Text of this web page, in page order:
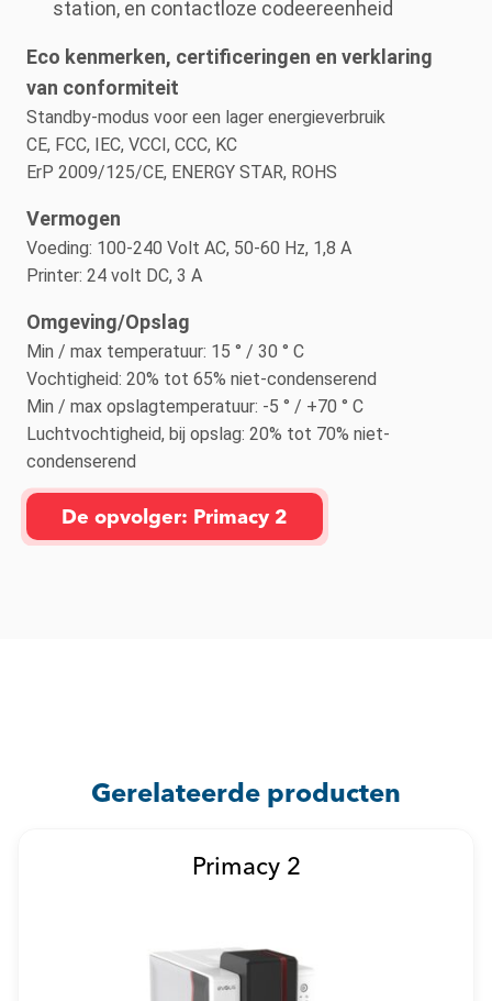
station, en contactloze codeereenheid
Eco kenmerken, certificeringen en verklaring
van conformiteit
Standby-modus voor een lager energieverbruik
CE, FCC, IEC, VCCI, CCC, KC
ErP 2009/125/CE, ENERGY STAR, ROHS
Vermogen
Voeding: 100-240 Volt AC, 50-60 Hz, 1,8 A
Printer: 24 volt DC, 3 A
Omgeving/Opslag
Min / max temperatuur: 15 ° / 30 ° C
Vochtigheid: 20% tot 65% niet-condenserend
Min / max opslagtemperatuur: -5 ° / +70 ° C
Luchtvochtigheid, bij opslag: 20% tot 70% niet-
condenserend
De opvolger: Primacy 2
Gerelateerde producten
Primacy 2